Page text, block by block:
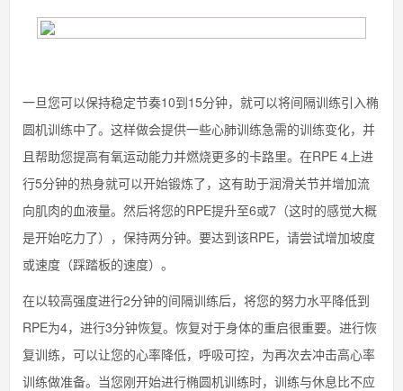
一旦您可以保持稳定节奏10到15分钟，就可以将间隔训练引入椭
圆机训练中了。这样做会提供一些心肺训练急需的训练变化，并
且帮助您提高有氧运动能力并燃烧更多的卡路里。在RPE 4上进
行5分钟的热身就可以开始锻炼了，这有助于润滑关节并增加流
向肌肉的血液量。然后将您的RPE提升至6或7（这时的感觉大概
是开始吃力了），保持两分钟。要达到该RPE，请尝试增加坡度
或速度（踩踏板的速度）。
在以较高强度进行2分钟的间隔训练后，将您的努力水平降低到
RPE为4，进行3分钟恢复。恢复对于身体的重启很重要。进行恢
复训练，可以让您的心率降低，呼吸可控，为再次去冲击高心率
训练做准备。当您刚开始进行椭圆机训练时，训练与休息比不应